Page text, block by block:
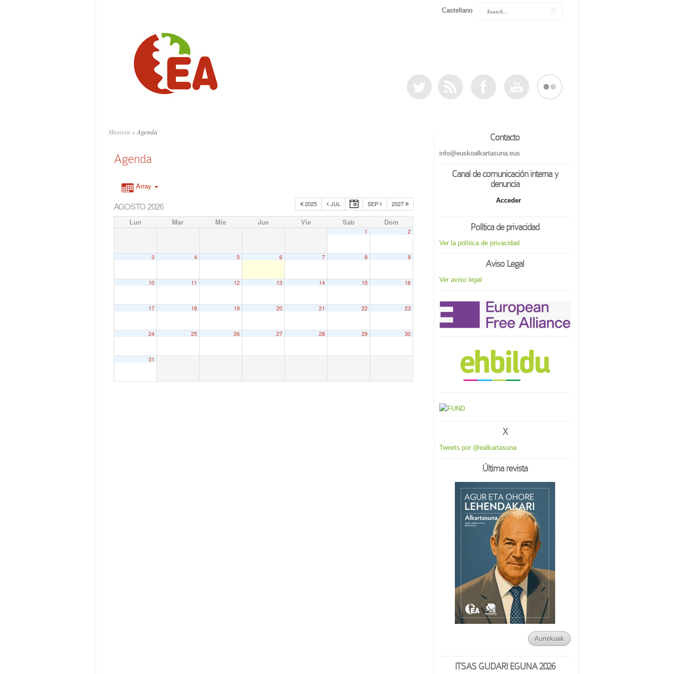
Castellano
Hasiera »Agenda
Agenda
Array
AGOSTO 2026 2025 JUL SEP 2027
Lun Mar Mie Jue Vie Sab Dom
1 2
3 4 5 6 7 8 9
10 11 12 13 14 15 16
17 18 19 20 21 22 23
24 25 26 27 28 29 30
31
Contacto
info@euskoalkartasuna.eus
Canal de comunicación interna y
denuncia
Acceder
Política de privacidad
Ver la política de privacidad
Aviso Legal
Ver aviso legal
X
Tweets por @ealkartasuna
Última revista
Aurrekoak
ITSAS GUDARI EGUNA 2026